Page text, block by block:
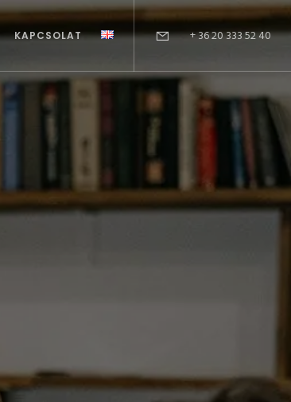
+ 36 20 333 52 40
KAPCSOLAT